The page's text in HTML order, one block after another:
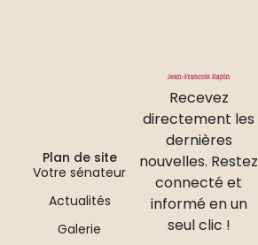
Recevez
directement les
dernières
nouvelles. Restez
connecté et
informé en un
seul clic !
Plan de site
Votre sénateur
Actualités
Galerie